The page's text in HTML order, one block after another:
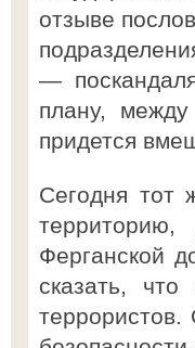
отзыве
—
плану, между
придется
Сегодня тот
Ферганской
сказать,
террористов.